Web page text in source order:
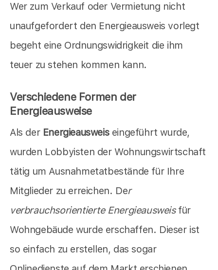
Wer zum Verkauf oder Vermietung nicht
unaufgefordert den Energieausweis vorlegt
begeht eine Ordnungswidrigkeit die ihm
teuer zu stehen kommen kann.
Verschiedene Formen der
Energieausweise
Als der Energieausweiseingeführt wurde,
wurden Lobbyisten der Wohnungswirtschaft
tätig um Ausnahmetatbestände für Ihre
Mitglieder zu erreichen. Der
verbrauchsorientierte Energieausweisfür
Wohngebäude wurde erschaffen. Dieser ist
so einfach zu erstellen, das sogar